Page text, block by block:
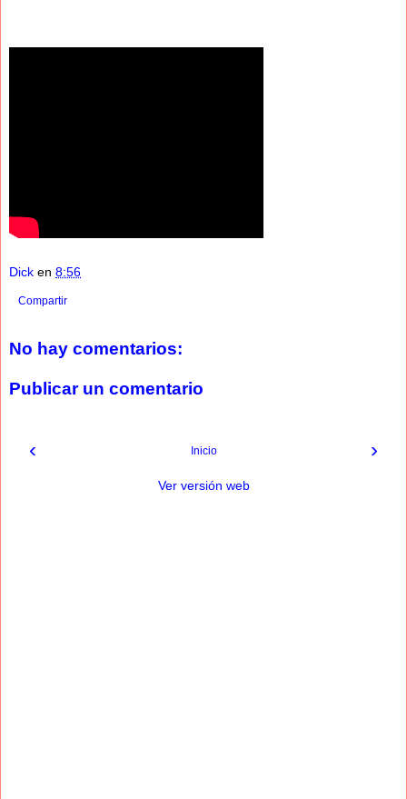
Dick en 8:56
Compartir
No hay comentarios:
Publicar un comentario
‹ ›
Inicio
Ver versión web